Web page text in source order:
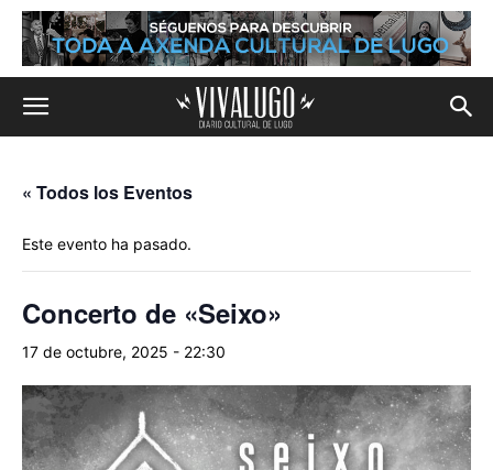
« Todos los Eventos
Este evento ha pasado.
Concerto de «Seixo»
17 de octubre, 2025 - 22:30